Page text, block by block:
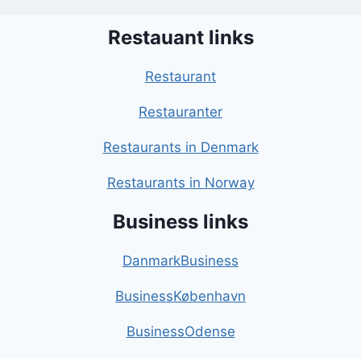
Restauant links
Restaurant
Restauranter
Restaurants in Denmark
Restaurants in Norway
Business links
DanmarkBusiness
BusinessKøbenhavn
BusinessOdense